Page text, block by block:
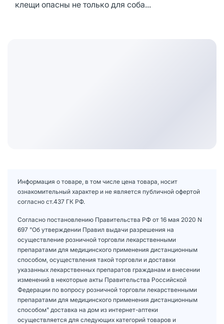
клещи опасны не только для соба...
Информация о товаре, в том числе цена товара, носит
ознакомительный характер и не является публичной офертой
согласно ст.437 ГК РФ.
Согласно постановлению Правительства РФ от 16 мая 2020 N
697 "Об утверждении Правил выдачи разрешения на
осуществление розничной торговли лекарственными
препаратами для медицинского применения дистанционным
способом, осуществления такой торговли и доставки
указанных лекарственных препаратов гражданам и внесении
изменений в некоторые акты Правительства Российской
Федерации по вопросу розничной торговли лекарственными
препаратами для медицинского применения дистанционным
способом" доставка на дом из интернет-аптеки
осуществляется для следующих категорий товаров и